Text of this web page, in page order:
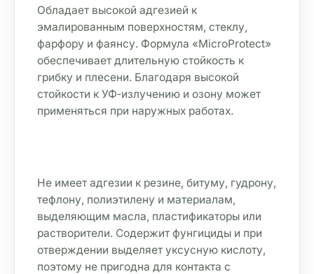
Обладает высокой адгезией к
эмалированным поверхностям, стеклу,
фарфору и фаянсу. Формула «MicroProtect»
обеспечивает длительную стойкость к
грибку и плесени. Благодаря высокой
стойкости к УФ‑излучению и озону может
применяться при наружных работах.
Не имеет адгезии к резине, битуму, гудрону,
тефлону, полиэтилену и материалам,
выделяющим масла, пластификаторы или
растворители. Содержит фунгициды и при
отверждении выделяет уксусную кислоту,
поэтому не пригодна для контакта с